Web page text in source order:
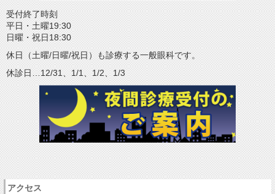
受付終了時刻
平日・土曜19:30
日曜・祝日18:30
休日（土曜/日曜/祝日）も診療する一般眼科です。
休診日…12/31、1/1、1/2、1/3
アクセス